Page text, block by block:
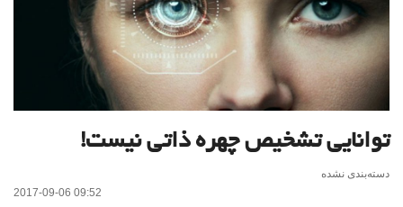
توانایی تشخیص چهره ذاتی نیست!
دسته‌بندی نشده
2017-09-06 09:52